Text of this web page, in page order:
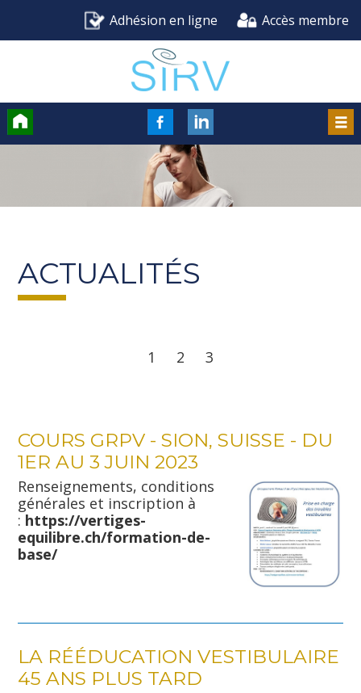
Accès membre
Adhésion en ligne
FaceBookLinkedIn
ACTUALITÉS
1 2 3
COURS GRPV - SION, SUISSE - DU
1ER AU 3 JUIN 2023
Renseignements, conditions
générales et inscription à
: https://vertiges-
equilibre.ch/formation-de-
base/
LA RÉÉDUCATION VESTIBULAIRE
45 ANS PLUS TARD